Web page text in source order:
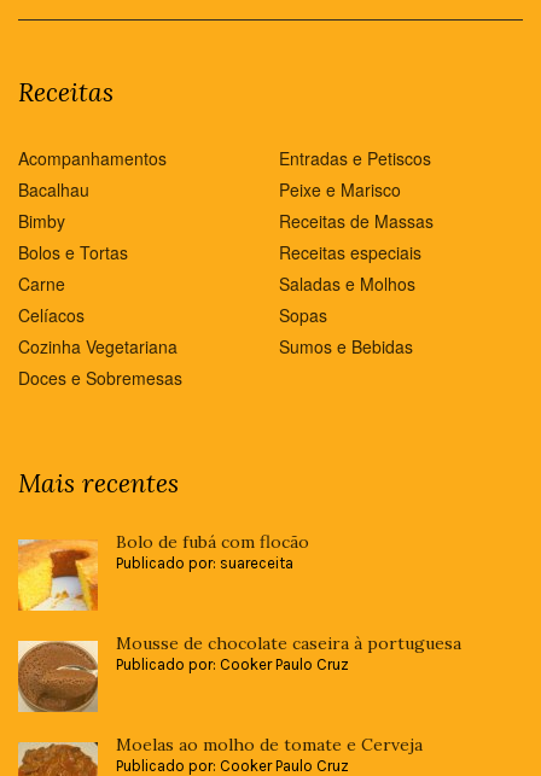
Receitas
Acompanhamentos
Bacalhau
Bimby
Bolos e Tortas
Carne
Celíacos
Cozinha Vegetariana
Doces e Sobremesas
Entradas e Petiscos
Peixe e Marisco
Receitas de Massas
Receitas especiais
Saladas e Molhos
Sopas
Sumos e Bebidas
Mais recentes
Bolo de fubá com flocão
Publicado por: suareceita
Mousse de chocolate caseira à portuguesa
Publicado por: Cooker Paulo Cruz
Moelas ao molho de tomate e Cerveja
Publicado por: Cooker Paulo Cruz